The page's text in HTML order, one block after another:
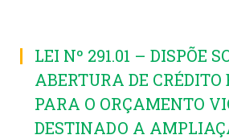
LEI Nº 291.01 – DISPÕE
ABERTURA DE CRÉDITO
PARA O ORÇAMENTO
DESTINADO A